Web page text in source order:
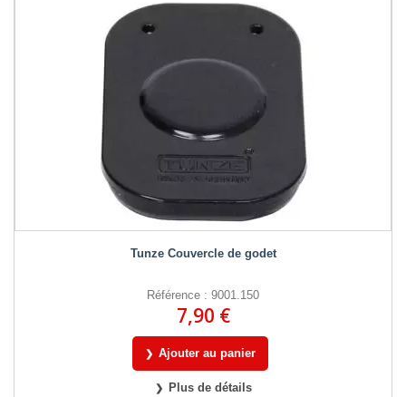
Tunze Couvercle de godet
Référence : 9001.150
7,90 €
Ajouter au panier
Plus de détails